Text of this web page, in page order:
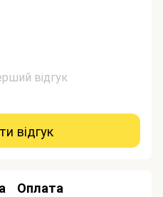
відгук
відгук
Оплата